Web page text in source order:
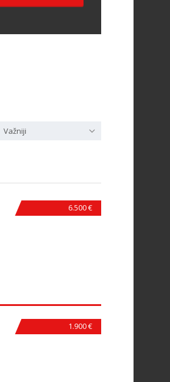
Važniji
6.500 €
1.900 €